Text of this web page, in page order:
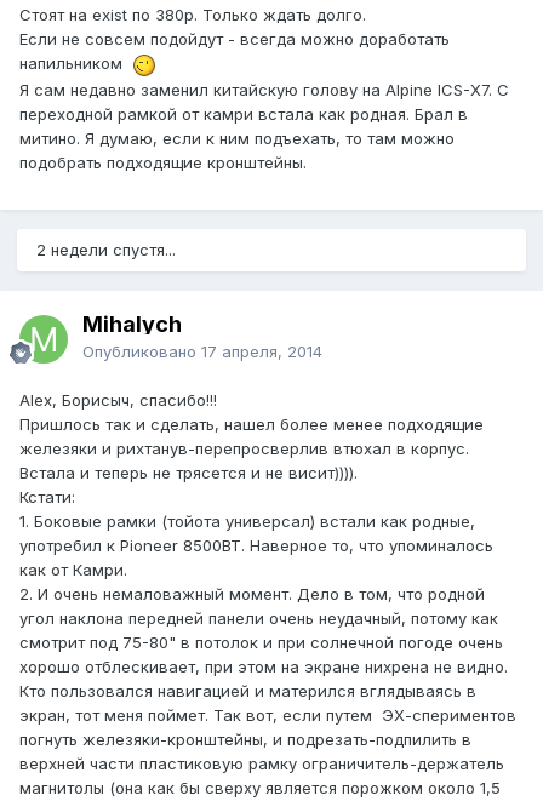
Стоят на exist по 380р. Только ждать долго.
Если не совсем подойдут - всегда можно доработать
напильником
Я сам недавно заменил китайскую голову на Alpine ICS-X7. С
переходной рамкой от камри встала как родная. Брал в
митино. Я думаю, если к ним подъехать, то там можно
подобрать подходящие кронштейны.
2 недели спустя...
Mihalych
Опубликовано 17 апреля, 2014
Alex, Борисыч, спасибо!!!
Пришлось так и сделать, нашел более менее подходящие
железяки и рихтанув-перепросверлив втюхал в корпус.
Встала и теперь не трясется и не висит)))).
Кстати:
1. Боковые рамки (тойота универсал) встали как родные,
употребил к Pioneer 8500BT. Наверное то, что упоминалось
как от Камри.
2. И очень немаловажный момент. Дело в том, что родной
угол наклона передней панели очень неудачный, потому как
смотрит под 75-80" в потолок и при солнечной погоде очень
хорошо отблескивает, при этом на экране нихрена не видно.
Кто пользовался навигацией и матерился вглядываясь в
экран, тот меня поймет. Так вот, если путем ЭХ-спериментов
погнуть железяки-кронштейны, и подрезать-подпилить в
верхней части пластиковую рамку ограничитель-держатель
магнитолы (она как бы сверху является порожком около 1,5